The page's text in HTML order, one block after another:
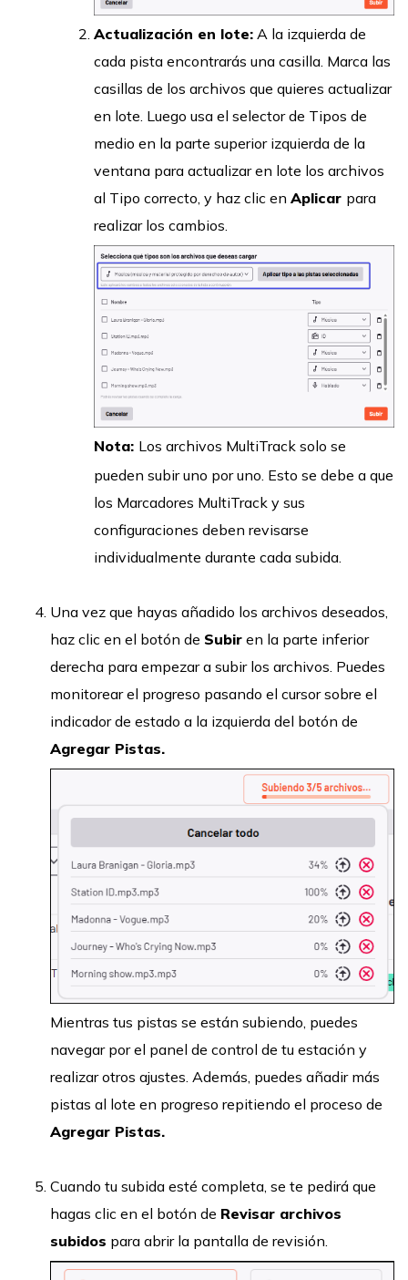
Actualización en lote: A la izquierda de
cada pista encontrarás una casilla. Marca las
casillas de los archivos que quieres actualizar
en lote. Luego usa el selector de Tipos de
medio en la parte superior izquierda de la
ventana para actualizar en lote los archivos
al Tipo correcto, y haz clic en Aplicar para
realizar los cambios.
Nota: Los archivos MultiTrack solo se
pueden subir uno por uno. Esto se debe a que
los Marcadores MultiTrack y sus
configuraciones deben revisarse
individualmente durante cada subida.
Una vez que hayas añadido los archivos deseados,
haz clic en el botón de Subir en la parte inferior
derecha para empezar a subir los archivos. Puedes
monitorear el progreso pasando el cursor sobre el
indicador de estado a la izquierda del botón de
Agregar Pistas.
Mientras tus pistas se están subiendo, puedes
navegar por el panel de control de tu estación y
realizar otros ajustes. Además, puedes añadir más
pistas al lote en progreso repitiendo el proceso de
Agregar Pistas.
Cuando tu subida esté completa, se te pedirá que
hagas clic en el botón de Revisar archivos
subidos para abrir la pantalla de revisión.